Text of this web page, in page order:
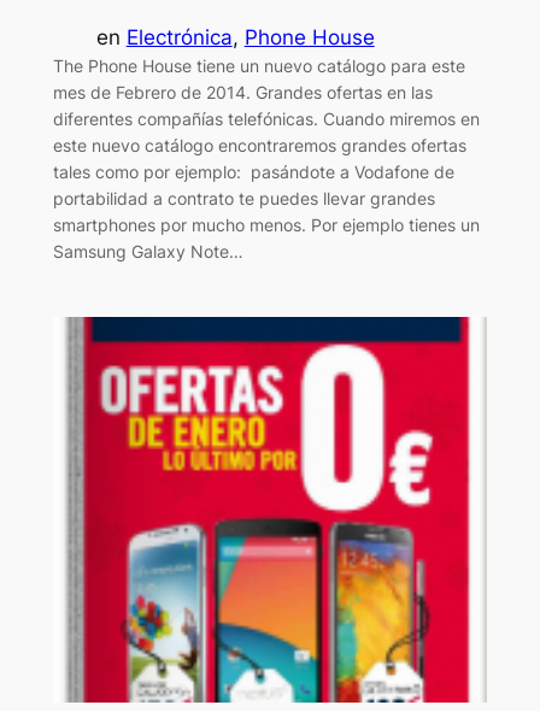
en Electrónica, Phone House
The Phone House tiene un nuevo catálogo para este
mes de Febrero de 2014. Grandes ofertas en las
diferentes compañías telefónicas. Cuando miremos en
este nuevo catálogo encontraremos grandes ofertas
tales como por ejemplo: pasándote a Vodafone de
portabilidad a contrato te puedes llevar grandes
smartphones por mucho menos. Por ejemplo tienes un
Samsung Galaxy Note…